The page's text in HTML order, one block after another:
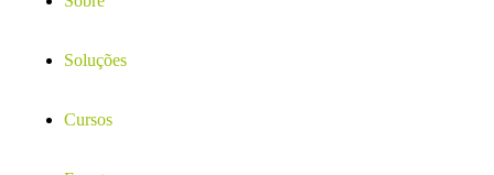
Soluções
Cursos